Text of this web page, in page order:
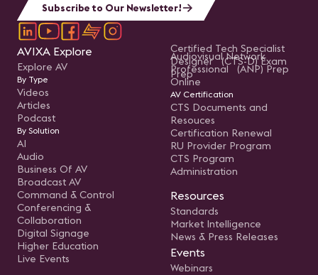
Subscribe to Our Newsletter!
AVIXA Explore
Explore AV
By Type
Videos
Articles
Podcast
By Solution
AI
Audio
Business Of AV
Broadcast AV
Command & Control
Conferencing &
Collaboration
Digital Signage
Higher Education
Live Events
Certified Tech Specialist
Designer (CTS-D) Exam
Prep
Audiovisual Network
Professional (ANP) Prep
Online
AV Certification
CTS Documents and
Resouces
Certification Renewal
RU Provider Program
CTS Program
Administration
Resources
Standards
Market Intelligence
News & Press Releases
Events
Webinars